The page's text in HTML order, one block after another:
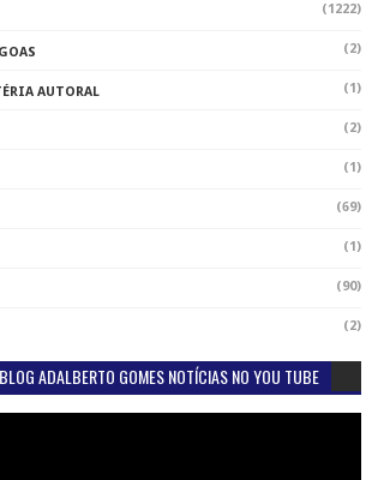
(1222)
(2)
AUTORAL (1)
(2)
(1)
(69)
(1)
(90)
(2)
ADALBERTO GOMES NOTÍCIAS NO YOU TUBE